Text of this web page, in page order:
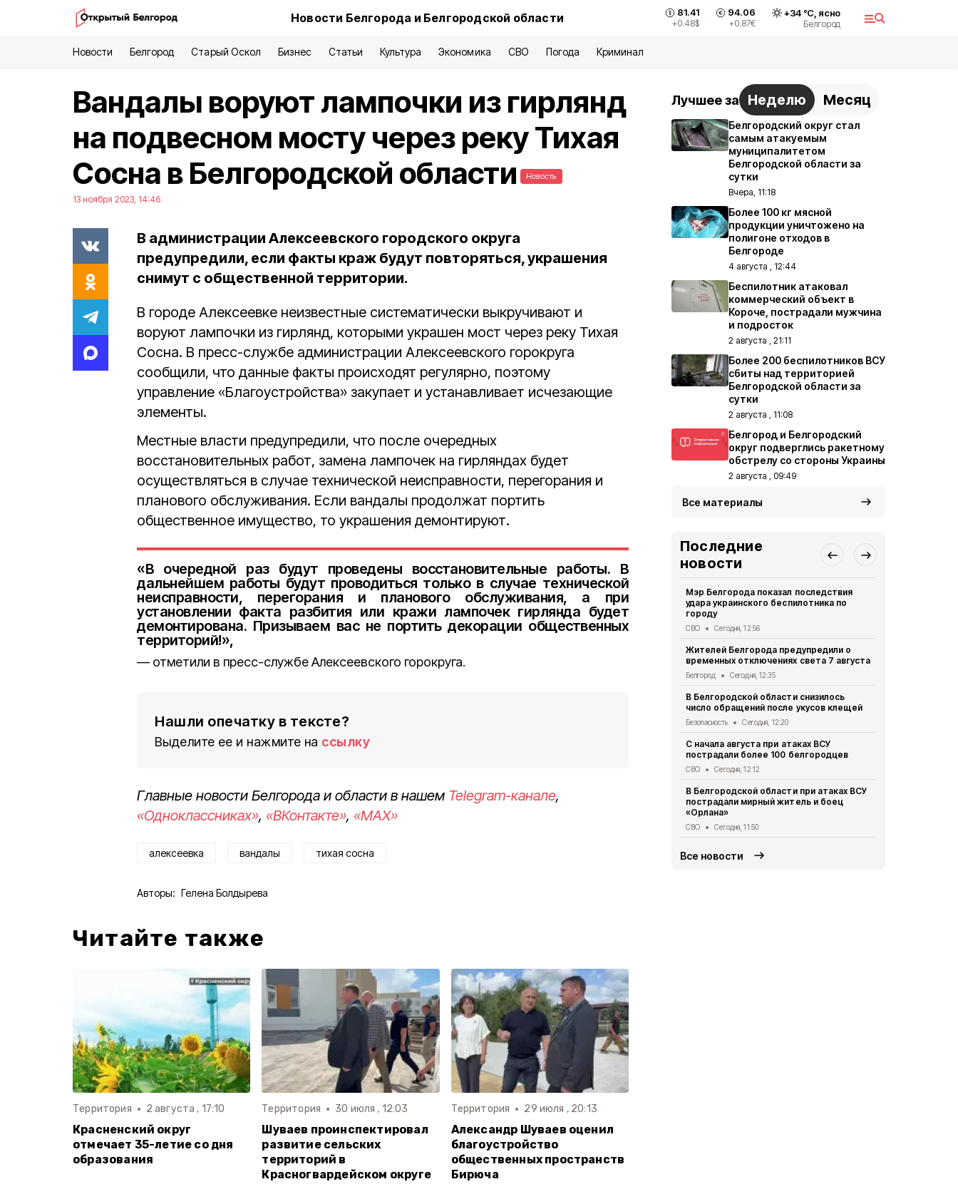
Новости Белгорода и Белгородской области 81.41
+0.48$
94.06
+0.87€
+34°С, ясно
Белгород
Новости Белгород Старый Оскол Бизнес Статьи Культура Экономика СВО Погода Криминал
Вандалы воруют лампочки из гирлянд
на подвесном мосту через реку Тихая
Сосна в Белгородской области
Новость
13 ноября 2023, 14:46
В администрации Алексеевского городского округа
предупредили, если факты краж будут повторяться, украшения
снимут с общественной территории.
В городе Алексеевке неизвестные систематически выкручивают и
воруют лампочки из гирлянд, которыми украшен мост через реку Тихая
Сосна. В пресс-службе администрации Алексеевского горокруга
сообщили, что данные факты происходят регулярно, поэтому
управление «Благоустройства» закупает и устанавливает исчезающие
элементы.
Местные власти предупредили, что после очередных
восстановительных работ, замена лампочек на гирляндах будет
осуществляться в случае технической неисправности, перегорания и
планового обслуживания. Если вандалы продолжат портить
общественное имущество, то украшения демонтируют.
«В очередной раз будут проведены восстановительные работы. В
дальнейшем работы будут проводиться только в случае технической
неисправности, перегорания и планового обслуживания, а при
установлении факта разбития или кражи лампочек гирлянда будет
демонтирована. Призываем вас не портить декорации общественных
территорий!»,
отметили в пресс-службе Алексеевского горокруга.
Нашли опечатку в тексте?
Выделите ее и нажмите на ссылку
Главные новости Белгорода и области в нашем Telegram-канале,
«Одноклассниках», «ВКонтакте», «MAX»
алексеевка вандалы тихая сосна
Авторы: Гелена Болдырева
Читайте также
Территория 2 августа , 17:10
Красненский округ
отмечает 35-летие со дня
образования
Территория 30 июля , 12:03
Шуваев проинспектировал
развитие сельских
территорий в
Красногвардейском округе
Территория 29 июля , 20:13
Александр Шуваев оценил
благоустройство
общественных пространств
Бирюча
Лучшее за Неделю Месяц
Белгородский округ стал
самым атакуемым
муниципалитетом
Белгородской области за
сутки
Вчера, 11:18
Более 100 кг мясной
продукции уничтожено на
полигоне отходов в
Белгороде
4 августа , 12:44
Беспилотник атаковал
коммерческий объект в
Короче, пострадали мужчина
и подросток
2 августа , 21:11
Более 200 беспилотников ВСУ
сбиты над территорией
Белгородской области за
сутки
2 августа , 11:08
Белгород и Белгородский
округ подверглись ракетному
обстрелу со стороны Украины
2 августа , 09:49
Все материалы
Последние
новости
Мэр Белгорода показал последствия
удара украинского беспилотника по
городу
СВО Сегодня, 12:56
Жителей Белгорода предупредили о
временных отключениях света 7 августа
Белгород Сегодня, 12:35
В Белгородской области снизилось
число обращений после укусов клещей
Безопасность Сегодня, 12:20
С начала августа при атаках ВСУ
пострадали более 100 белгородцев
СВО Сегодня, 12:12
В Белгородской области при атаках ВСУ
пострадали мирный житель и боец
«Орлана»
СВО Сегодня, 11:50
Все новости